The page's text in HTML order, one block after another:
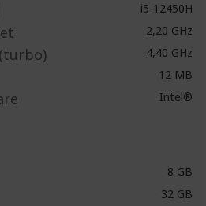
i5-12450H
2,20 GHz
4,40 GHz
12 MB
Intel®
8 GB
32 GB